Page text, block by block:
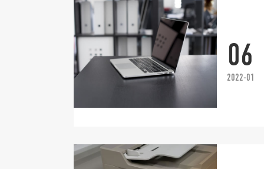
06
2022-01